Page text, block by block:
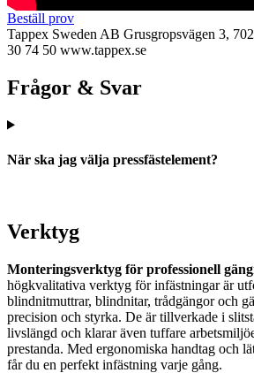
Beställ prov
Tappex Sweden AB Grusgropsvägen 3,
30 74 50 www.tappex.se
Frågor & Svar
När ska jag välja pressfästelement?
Verktyg
Monteringsverktyg för professionell
högkvalitativa verktyg för infästningar är
blindnitmuttrar, blindnitar, trådgängor och
precision och styrka. De är tillverkade i
livslängd och klarar även tuffare
prestanda. Med ergonomiska handtag och
får du en perfekt infästning varje gång.